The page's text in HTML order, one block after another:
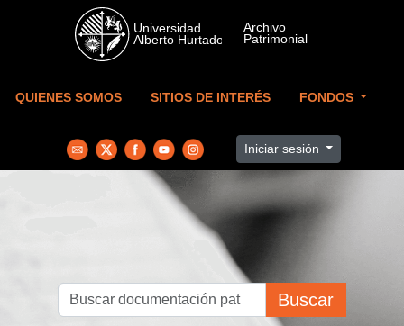
Skip to main content
QUIENES SOMOS SITIOS DE INTERÉS FONDOS
Iniciar sesión
Buscar